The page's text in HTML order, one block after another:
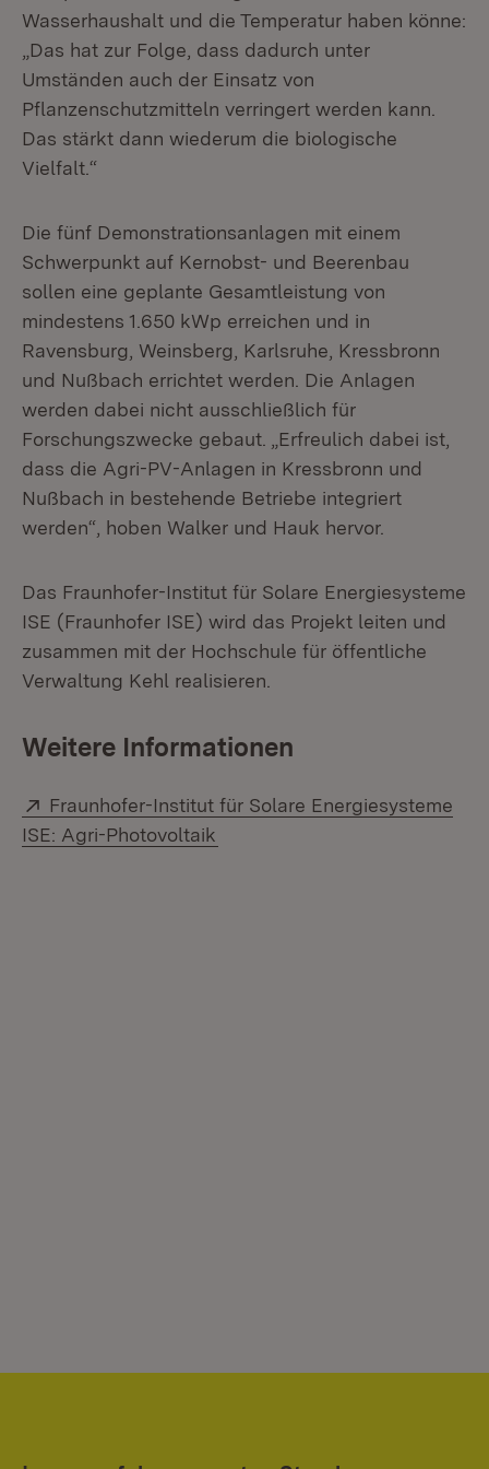
Wasserhaushalt und die Temperatur haben könne:
„Das hat zur Folge, dass dadurch unter
Umständen auch der Einsatz von
Pflanzenschutzmitteln verringert werden kann.
Das stärkt dann wiederum die biologische
Vielfalt.“
Die fünf Demonstrationsanlagen mit einem
Schwerpunkt auf Kernobst- und Beerenbau
sollen eine geplante Gesamtleistung von
mindestens 1.650 kWp erreichen und in
Ravensburg, Weinsberg, Karlsruhe, Kressbronn
und Nußbach errichtet werden. Die Anlagen
werden dabei nicht ausschließlich für
Forschungszwecke gebaut. „Erfreulich dabei ist,
dass die Agri-PV-Anlagen in Kressbronn und
Nußbach in bestehende Betriebe integriert
werden“, hoben Walker und Hauk hervor.
Das Fraunhofer-Institut für Solare Energiesysteme
ISE (Fraunhofer ISE) wird das Projekt leiten und
zusammen mit der Hochschule für öffentliche
Verwaltung Kehl realisieren.
Weitere Informationen
Extern:
Fraunhofer-Institut für Solare Energiesysteme
ISE: Agri-Photovoltaik